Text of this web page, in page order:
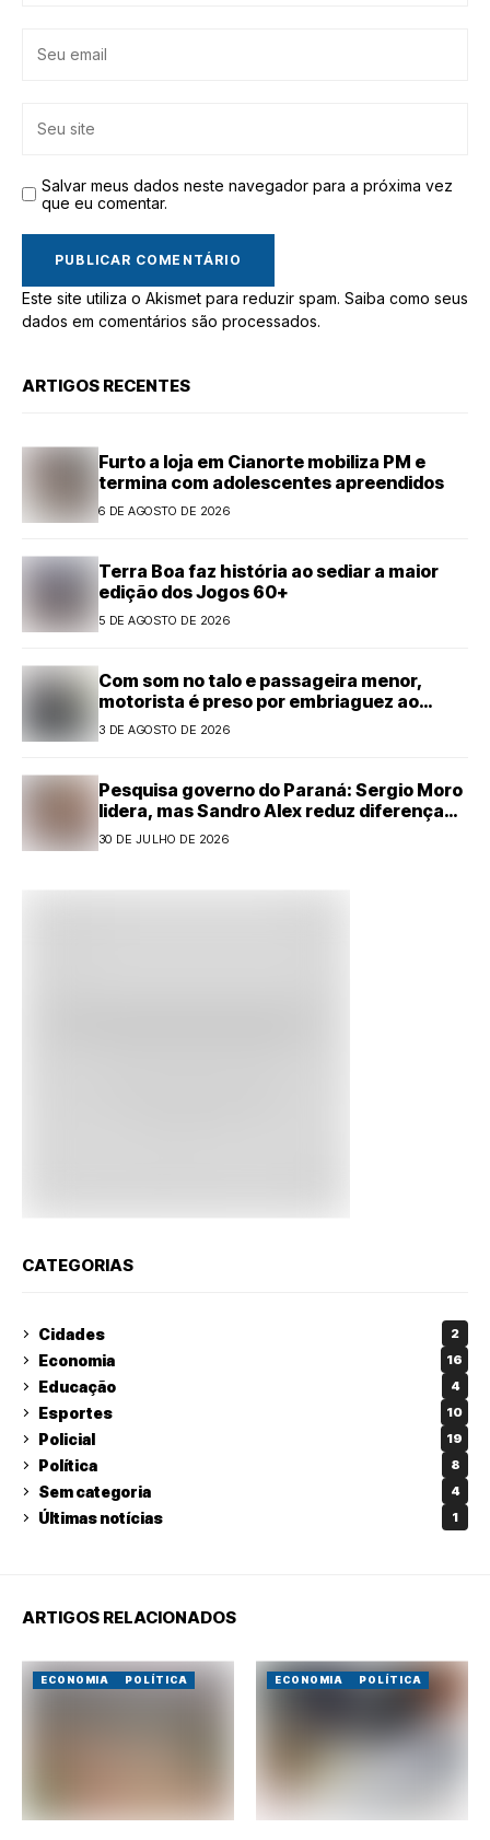
Salvar meus dados neste navegador para a próxima vez
que eu comentar.
Este site utiliza o Akismet para reduzir spam. Saiba como seus
dados em comentários são processados.
ARTIGOS RECENTES
Furto a loja em Cianorte mobiliza PM e
termina com adolescentes apreendidos
6 DE AGOSTO DE 2026
Terra Boa faz história ao sediar a maior
edição dos Jogos 60+
5 DE AGOSTO DE 2026
Com som no talo e passageira menor,
motorista é preso por embriaguez ao
volante em Cianorte
3 DE AGOSTO DE 2026
Pesquisa governo do Paraná: Sergio Moro
lidera, mas Sandro Alex reduz diferença
com forte alta
30 DE JULHO DE 2026
CATEGORIAS
Cidades 2
Economia 16
Educação 4
Esportes 10
Policial 19
Política 8
Sem categoria 4
Últimas notícias 1
ARTIGOS RELACIONADOS
ECONOMIA POLÍTICA ECONOMIA POLÍTICA